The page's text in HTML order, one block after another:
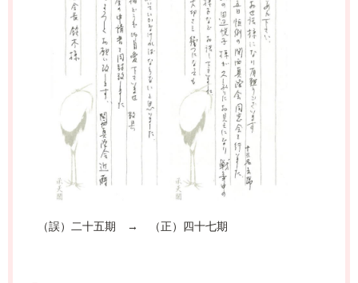
（誤）二十五期 → （正）四十七期